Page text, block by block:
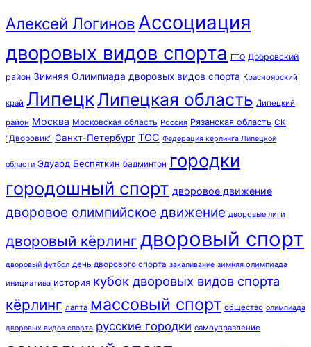
Алексей Логинов Ассоциация
дворовых видов спорта ГТО Добровский
район Зимняя Олимпиада дворовых видов спорта Красноярский
край ЛипецкЛипецкая область Липецкий
район Москва Московская область Россия Рязанская область СК
"Дворовик" Санкт-Петербург ТОС Федерация кёрлинга Липецкой
области Эдуард Беспяткин бадминтон городки
городошный спорт дворовое движение
дворовое олимпийское движение дворовые лиги
дворовый кёрлинг дворовый спорт
дворовый футбол день дворового спорта закаливание зимняя олимпиада
инициатива история кубок дворовых видов спорта
кёрлинг лапта массовый спорт общество олимпиада
дворовых видов спорта русские городки самоуправление